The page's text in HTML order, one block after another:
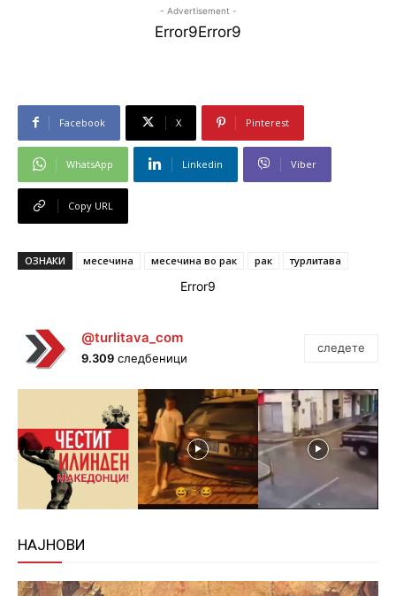
- Advertisement -
Error9Error9
Facebook X Pinterest
WhatsApp Linkedin Viber
Copy URL
ОЗНАКИ месечина месечина во рак рак турлитава
Error9
@turlitava_com
9.309 следбеници
следете
НАЈНОВИ